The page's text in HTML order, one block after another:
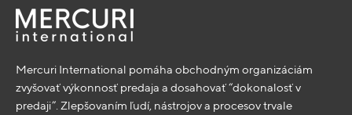
Mercuri International pomáha obchodným organizáciám
zvyšovať výkonnosť predaja a dosahovať “dokonalosť v
predaji”. Zlepšovaním ľudí, nástrojov a procesov trvale